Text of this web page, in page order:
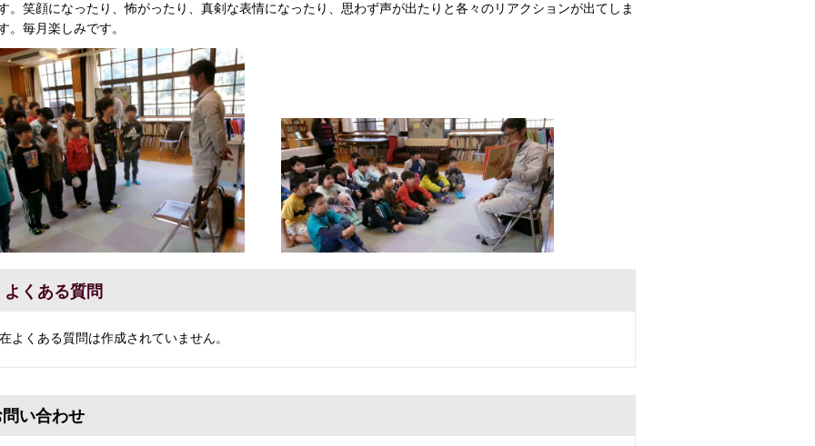
。笑顔になったり、怖がったり、真剣な表情になったり、思わず声が出たりと各々のリアクションが出てしま
。毎月楽しみです。
よくある質問
よくある質問は作成されていません。
い合わせ